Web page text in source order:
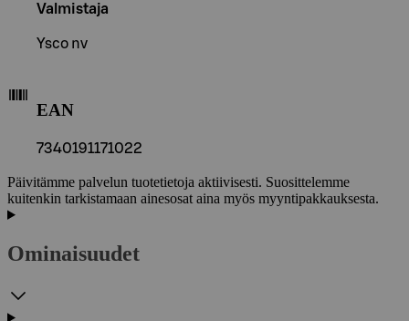
Valmistaja
Ysco nv
EAN
7340191171022
Päivitämme palvelun tuotetietoja aktiivisesti. Suosittelemme
kuitenkin tarkistamaan ainesosat aina myös myyntipakkauksesta.
Ominaisuudet